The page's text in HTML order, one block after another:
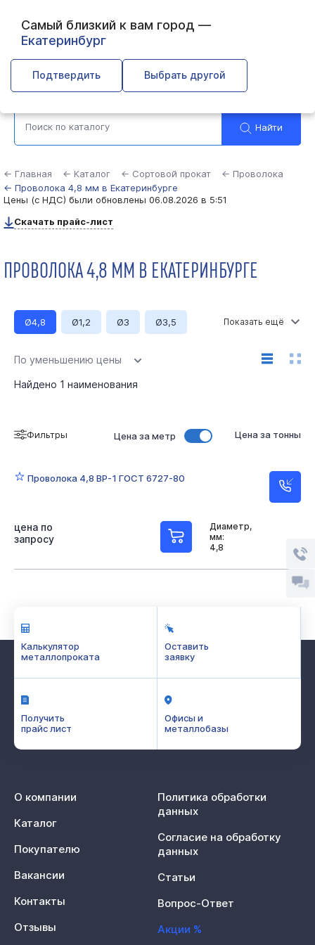
Самый близкий к вам город —
Екатеринбург
Подтвердить Выбрать другой
Выберите город
Найти
← Главная ← Каталог ← Сортовой прокат
← Проволока
← Проволока 4,8 мм в Екатеринбурге
Цены (с НДС) были обновлены 06.08.2026 в 5:51
Скачать прайс-лист
ПРОВОЛОКА 4,8 ММ В ЕКАТЕРИНБУРГЕ
Ø4,8 Ø1,2 Ø3 Ø3,5
Ø5
Ø6
По уменьшению цены
Найдено 1 наименования
Фильтры Цена за метр Цена за тонны
Проволока 4,8 ВР-1 ГОСТ 6727-80
Диаметр,
мм:
4,8
цена по
запросу
Калькулятор
металлопроката
Оставить
заявку
Получить
прайс лист
Офисы и
металлобазы
О компании
Каталог
Покупателю
Вакансии
Контакты
Отзывы
Политика обработки
данных
Согласие на обработку
данных
Статьи
Вопрос-Ответ
Акции %